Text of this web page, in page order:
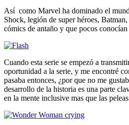
Así como Marvel ha dominado el
Shock, legión de super héroes,
cómics de antaño y que pocos
Cuando esta serie se empezó a
oportunidad a la serie, y me encontré
pasaba entonces, ¿por que no me
desarrollo de la historia es una parte
en la mente inclusive mas que las